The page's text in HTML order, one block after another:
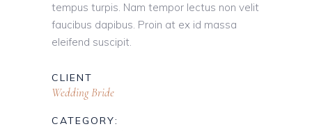
tempus turpis. Nam tempor lectus non velit
faucibus dapibus. Proin at ex id massa
eleifend suscipit.
CLIENT
Wedding Bride
CATEGORY: